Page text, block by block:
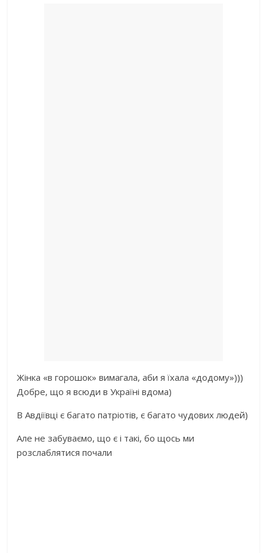
Жінка «в горошок» вимагала, аби я їхала «додому»)))
Добре, що я всюди в Україні вдома)
В Авдіївці є багато патріотів, є багато чудових людей)
Але не забуваємо, що є і такі, бо щось ми
розслаблятися почали